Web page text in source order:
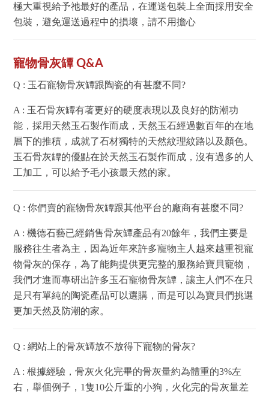
極大重視給予祂最好的產品，在運送包裝上全面採用安全
包裝，避免運送過程中的損壞，請不用擔心
寵物骨灰罈 Q&A
Q : 玉石寵物骨灰罈跟陶瓷的有甚麼不同?
A : 玉石骨灰罈有著更好的硬度表現以及良好的防潮功
能，採用天然玉石製作而成，天然玉石經過數百年的在地
層下的推積，成就了石材獨特的天然紋理紋路以及顏色。
玉石骨灰罈的優點在於天然玉石製作而成，沒有過多的人
工加工，可以給予毛小孩最天然的家。
Q : 你們賣的寵物骨灰罈跟其他平台的廠商有甚麼不同?
A : 機德石藝已經銷售骨灰罈產品有20餘年，我們主要是
服務往生者為主，因為近年來許多寵物主人越來越重視寵
物骨灰的保存，為了能夠提供更完整的服務給寶貝寵物，
我們才進而專研出許多玉石寵物骨灰罈，讓主人們不在只
是只有單純的陶瓷產品可以選購，而是可以為寶貝們挑選
更加天然及防潮的家。
Q : 網站上的骨灰罈放不放得下寵物的骨灰?
A : 根據經驗，骨灰火化完畢的骨灰量約為體重的3%左
右，舉個例子，1隻10公斤重的小狗，火化完的骨灰量差